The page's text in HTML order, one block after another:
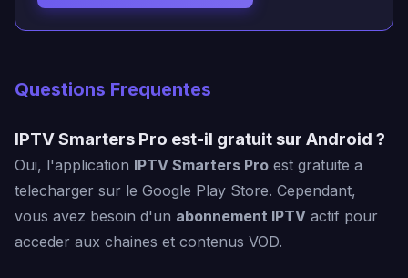
Questions Frequentes
IPTV Smarters Pro est-il gratuit sur Android ?
Oui, l'application IPTV Smarters Pro est gratuite a
telecharger sur le Google Play Store. Cependant,
vous avez besoin d'un abonnement IPTV actif pour
acceder aux chaines et contenus VOD.